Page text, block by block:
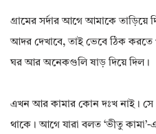
গ্রামের সর্দার আগে আমাকে তাড়িয়ে
আদর দেখাবে, তাই ভেবে ঠিক করতে
ঘর আর অনেকগুলি ষাড় দিয়ে দিল।
এখন আর কামার কোন দঃখ নাই। সে
থাকে। আগে যারা বলত ‘ভীতু কামা’-